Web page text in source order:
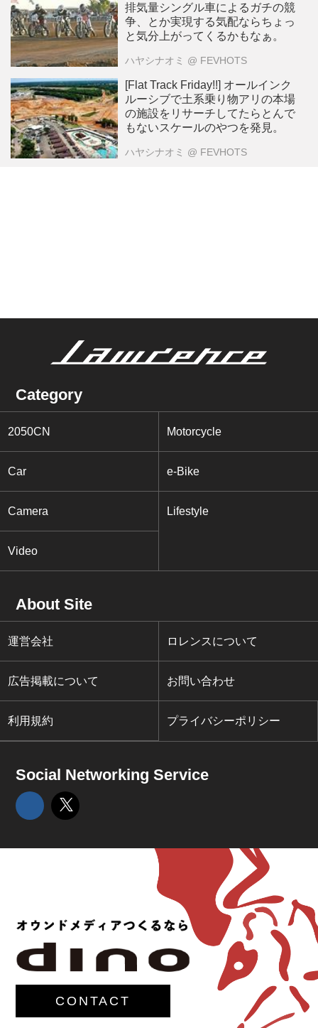
排気量シングル車によるガチの競
争、とか実現する気配ならちょっ
と気分上がってくるかもなぁ。
ハヤシナオミ @ FEVHOTS
[Flat Track Friday!!] オールインク
ルーシブで土系乗り物アリの本場
の施設をリサーチしてたらとんで
もないスケールのやつを発見。
ハヤシナオミ @ FEVHOTS
Category
2050CN Motorcycle
Car e-Bike
Camera Lifestyle
Video
About Site
運営会社 ロレンスについて
広告掲載について お問い合わせ
利用規約 プライバシーポリシー
Social Networking Service
CONTACT